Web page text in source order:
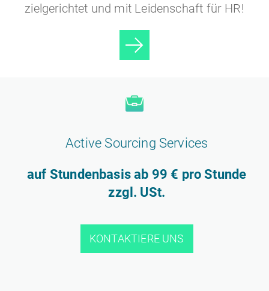
zielgerichtet und mit Leidenschaft für HR!
Recr
uiting
Active Sourcing Services
auf Stundenbasis ab 99 € pro Stunde
zzgl. USt.
KONTAKTIERE UNS